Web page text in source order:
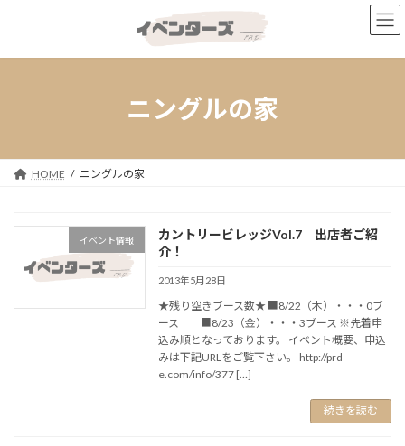
ン
ー
ニングルの家
HOME ニングルの家
イベント情報
カントリービレッジVol.7 出店者ご紹
介！
2013年5月28日
★残り空きブース数★ ■8/22（木）・・・0ブ
ース ■8/23（金）・・・3ブース ※先着申
込み順となっております。 イベント概要、申込
みは下記URLをご覧下さい。 http://prd-
e.com/info/377 […]
続きを読む